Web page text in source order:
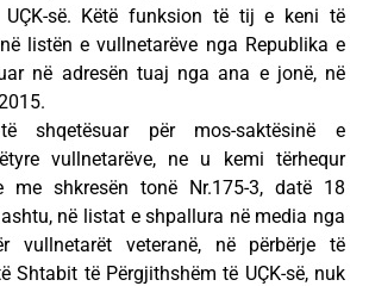
UÇK-së. Këtë funksion të tij e keni të
listën e vullnetarëve nga Republika e
në adresën tuaj nga ana e jonë, në
të shqetësuar për mos-saktësinë e
vullnetarëve, ne u kemi tërhequr
me shkresën tonë Nr.175-3, datë 18
në listat e shpallura në media nga
vullnetarët veteranë, në përbërje të
Shtabit të Përgjithshëm të UÇK-së, nuk